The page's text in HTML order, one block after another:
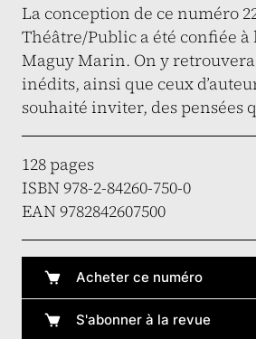
La conception de ce numéro
Théâtre/Public a été confiée
Maguy Marin. On y retrouvera
inédits, ainsi que ceux
souhaité inviter, des pensées
128 pages
ISBN 978-2-84260-750-0
EAN 9782842607500
Acheter ce numéro
S'abonner à la revue